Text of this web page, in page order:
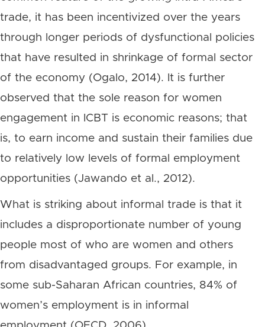
trade, it has been incentivized over the years
through longer periods of dysfunctional policies
that have resulted in shrinkage of formal sector
of the economy (Ogalo, 2014). It is further
observed that the sole reason for women
engagement in ICBT is economic reasons; that
is, to earn income and sustain their families due
to relatively low levels of formal employment
opportunities (Jawando et al., 2012).
What is striking about informal trade is that it
includes a disproportionate number of young
people most of who are women and others
from disadvantaged groups. For example, in
some sub-Saharan African countries, 84% of
women’s employment is in informal